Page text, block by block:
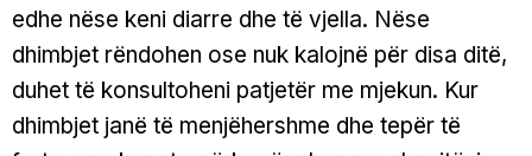
edhe nëse keni diarre dhe të vjella. Nëse
dhimbjet rëndohen ose nuk kalojnë për disa ditë,
duhet të konsultoheni patjetër me mjekun. Kur
dhimbjet janë të menjëhershme dhe tepër të